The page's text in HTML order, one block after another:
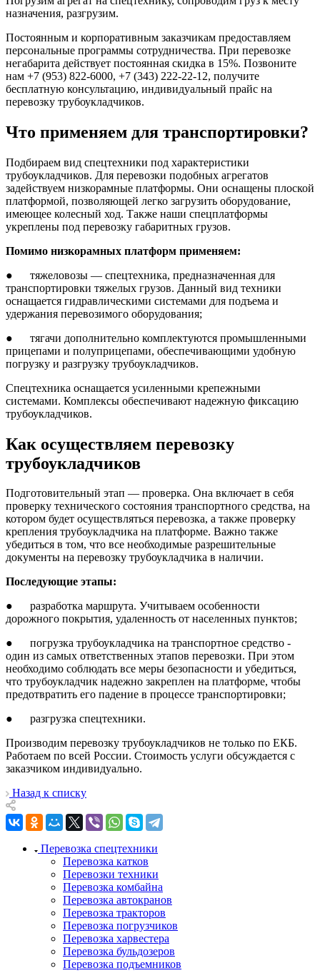
назначения, разгрузим.
Постоянным и корпоративным заказчикам предоставляем
персональные программы сотрудничества. При перевозке
негабарита действует постоянная скидка в 15%. Позвоните
нам +7 (953) 822-6000, +7 (343) 222-22-12, получите
бесплатную консультацию, индивидуальный прайс на
перевозку трубоукладчиков.
Что применяем для транспортировки?
Подбираем вид спецтехники под характеристики
трубоукладчиков. Для перевозки подобных агрегатов
задействуем низкорамные платформы. Они оснащены плоской
платформой, позволяющей легко загрузить оборудование,
имеющее колесный ход. Также наши спецплатформы
укреплены под перевозку габаритных грузов.
Помимо низкорамных платформ применяем:
● тяжеловозы — спецтехника, предназначенная для
транспортировки тяжелых грузов. Данный вид техники
оснащается гидравлическими системами для подъема и
удержания перевозимого оборудования;
● тягачи дополнительно комплектуются промышленными
прицепами и полуприцепами, обеспечивающими удобную
погрузку и разгрузку трубоукладчиков.
Спецтехника оснащается усиленными крепежными
системами. Комплексы обеспечивают надежную фиксацию
трубоукладчиков.
Как осуществляем перевозку
трубоукладчиков
Подготовительный этап — проверка. Она включает в себя
проверку технического состояния транспортного средства, на
котором будет осуществляться перевозка, а также проверку
крепления трубоукладчика на платформе. Важно также
убедиться в том, что все необходимые разрешительные
документы на перевозку трубоукладчика в наличии.
Последующие этапы:
● разработка маршрута. Учитываем особенности
дорожного покрытия, удаленность от населенных пунктов;
● погрузка трубоукладчика на транспортное средство -
один из самых ответственных этапов перевозки. При этом
необходимо соблюдать все меры безопасности и убедиться,
что трубоукладчик надежно закреплен на платформе, чтобы
предотвратить его падение в процессе транспортировки;
● разгрузка спецтехники.
Производим перевозку трубоукладчиков не только по ЕКБ.
Работаем по всей России. Стоимость услуги обсуждается с
заказчиком индивидуально.
Назад к списку
Перевозка спецтехники
Перевозка катков
Перевозки техники
Перевозка комбайна
Перевозка автокранов
Перевозка тракторов
Перевозка погрузчиков
Перевозка харвестера
Перевозка бульдозеров
Перевозка подъемников